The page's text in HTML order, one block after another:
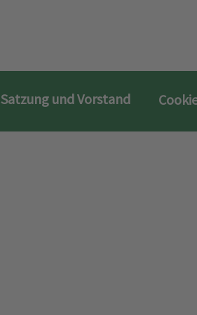
Satzung und Vorstand